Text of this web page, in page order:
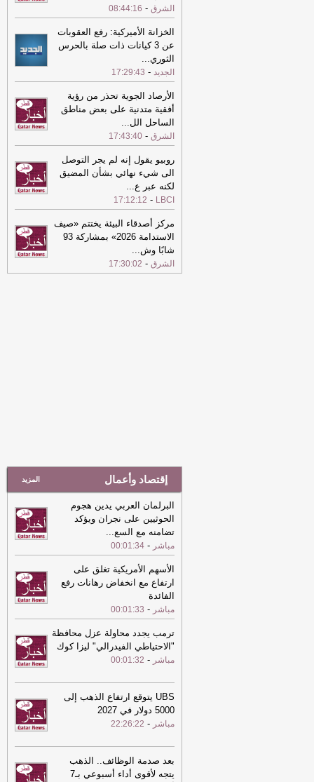
"أعرف قبل أن تذهب" المدعومة بالذكاء
الاصطناعي-الشرق
22:09
(أوتشا) تؤكد وجود تحسن محدود
في دخول المساعدات إلى غزة- الشرق
22:09
(أوتشا) تؤكد وجود تحسن محدود
21:44
مجلس الشيوخ الأمريكي يتبنى
مشروع عقوبات جديدة على روسيا
-الشرق
21:44
مجلس الشيوخ الأمريكي يتبنى
مشروع عقوبات جديدة على روسيا
21:33
الرئيس اللبناني يكشف عن تقدم
إيجابي في المفاوضات مع الكيان
الإسرائيلي-الشرق
21:16
الأسهم الأوروبية تغلق على ارتفاع
الشرق
21:16
الأسهم الأوروبية تغلق على ارتفاع
-الشرق
الشرق -
08:44:16
الخزانة الأميركية: رفع العقوبات
عن 3 كيانات ذات صلة بالحرس
الثوري...
الجديد -
17:29:43
الأرصاد الجوية تحذر من رؤية
أفقية متدنية على بعض مناطق
الساحل الل...
الشرق -
17:43:40
روبيو يقول إنه لم يجر التوصل
الى شيء نهائي بشأن المضيق
لكنه عبر ع...
LBCI
-
17:12:12
مركز أصدقاء البيئة يختتم «صيف
الاستدامة 2026» بمشاركة 93
شابًا وش...
الشرق -
17:30:02
إقتصاد وأعمال المزيد
البرلمان العربي يدين هجوم
الحوثيين على نجران ويؤكد
تضامنه مع السع...
مباشر -
00:01:34
الأسهم الأمريكية تغلق على
ارتفاع مع انخفاض رهانات رفع
الفائدة
مباشر -
00:01:33
ترمب يجدد محاولة عزل محافظة
"الاحتياطي الفيدرالي" ليزا كوك
مباشر -
00:01:32
UBS يتوقع ارتفاع الذهب إلى
5000 دولار في 2027
مباشر -
22:26:22
بعد صدمة الوظائف.. الذهب
يتجه لأقوى أداء أسبوعي بـ7